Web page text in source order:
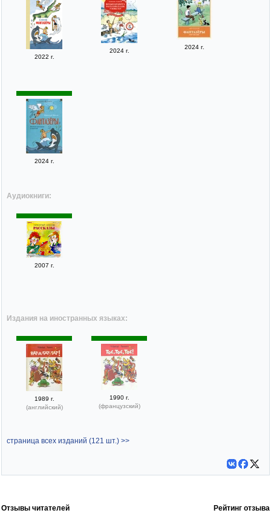
2022 г.
2024 г.
2024 г.
2024 г.
Аудиокниги:
2007 г.
Издания на иностранных языках:
1989 г.
(английский)
1990 г.
(французский)
страница всех изданий (121 шт.) >>
Отзывы читателей Рейтинг отзыва